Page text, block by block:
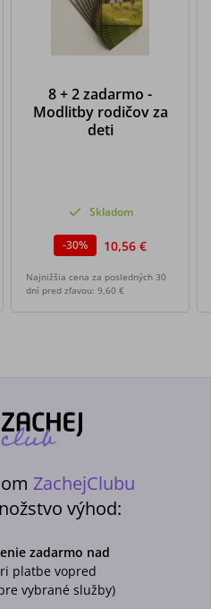
8 + 2 zadarmo -
Modlitby rodičov za
deti
Skladom
-30% 10,56 €
Najnižšia cena za posledných 30
dní pred zľavou: 9,60 €
ZachejClubu
výhod:
zadarmo nad
platbe vopred
vybrané služby)